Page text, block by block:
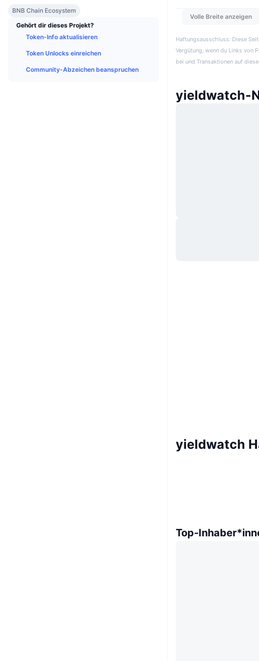
BNB Chain Ecosystem
Gehört dir dieses Projekt?
Token-Info aktualisieren
Token Unlocks einreichen
Community-Abzeichen beanspruchen
Volle Breite anzeigen
Haftungsausschluss: Diese
Vergütung, wenn du Links von
bei und Transaktionen auf
yieldwatch-
yieldwatch
Top-